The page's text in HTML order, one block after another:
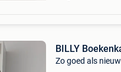
BILLY
Zo goed als nieuw